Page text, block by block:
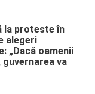
la proteste în
alegeri
„Dacă oamenii
va